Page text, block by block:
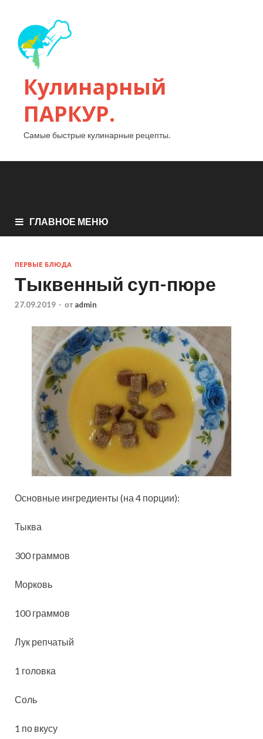
Кулинарный
ПАРКУР.
Самые быстрые кулинарные рецепты.
ГЛАВНОЕ МЕНЮ
ПЕРВЫЕ БЛЮДА
Тыквенный суп-пюре
27.09.2019 - от admin
Основные ингредиенты (на 4 порции):
Тыква
300 граммов
Морковь
100 граммов
Лук репчатый
1 головка
Соль
1 по вкусу